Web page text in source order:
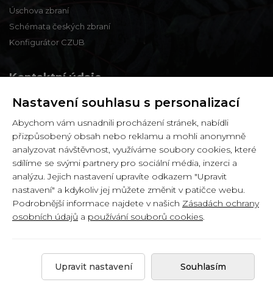
Úschova zbraní
Schémata českých zbraní
Konfigurátor CZUB
Kontaktní údaje
Zbraně a střelivo Karviná
Zámecká 99,
Karviná - Fryštát,
733 01
IČ: 65900634
DIČ: CZ6358030426
Copyright © 2026 byZbranekarvina.cz.
Created by
Nastavení souhlasu s personalizací
Abychom vám usnadnili procházení stránek, nabídli
přizpůsobený obsah nebo reklamu a mohli anonymně
analyzovat návštěvnost, využíváme soubory cookies, které
sdílíme se svými partnery pro sociální média, inzerci a
analýzu. Jejich nastavení upravíte odkazem "Upravit
nastavení" a kdykoliv jej můžete změnit v patičce webu.
Podrobnější informace najdete v našich Zásadách ochrany
osobních údajů a používání souborů cookies.
Souhlasím
Upravit nastavení